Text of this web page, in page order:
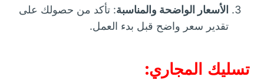
الأسعار الواضحة والمناسبة: تأكد من حصولك على
تقدير سعر واضح قبل بدء العمل.
تسليك المجاري: